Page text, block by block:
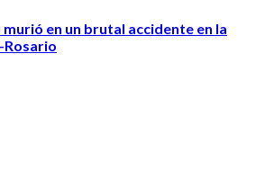
murió en un brutal accidente en la